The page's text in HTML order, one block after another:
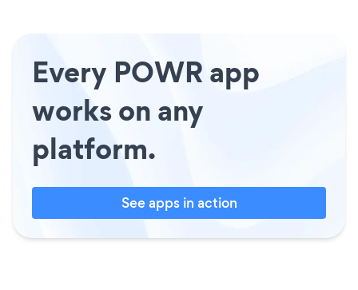
Every POWR app
works on any
platform.
See apps in action